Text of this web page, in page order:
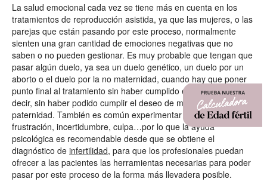
La salud emocional cada vez se tiene más en cuenta en los
tratamientos de reproducción asistida, ya que las mujeres, o las
parejas que están pasando por este proceso, normalmente
sienten una gran cantidad de emociones negativas que no
saben o no pueden gestionar. Es muy probable que tengan que
pasar algún duelo, ya sea un duelo genético, un duelo por un
aborto o el duelo por la no maternidad, cuando hay que poner
punto final al tratamiento sin haber cumplido el objetivo, es
decir, sin haber podido cumplir el deseo de maternidad o
paternidad. También es común experimentar rabia, tristeza,
frustración, incertidumbre, culpa…por lo que la ayuda
psicológica es recomendable desde que se obtiene el
diagnóstico de infertilidad, para que los profesionales puedan
ofrecer a las pacientes las herramientas necesarias para poder
pasar por este proceso de la forma más llevadera posible.